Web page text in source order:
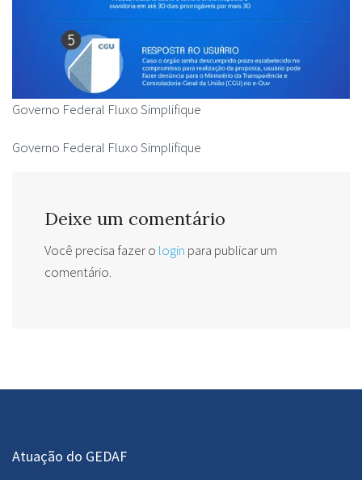
Governo Federal Fluxo Simplifique
Governo Federal Fluxo Simplifique
Deixe um comentário
Você precisa fazer o login para publicar um
comentário.
Atuação do GEDAF